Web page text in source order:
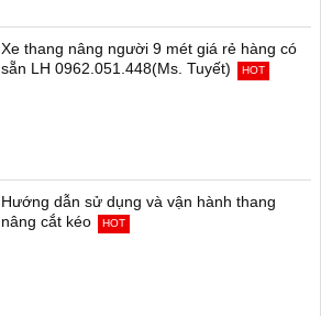
Xe thang nâng người 9 mét giá rẻ hàng có
sẵn LH 0962.051.448(Ms. Tuyết)
HOT
Hướng dẫn sử dụng và vận hành thang
nâng cắt kéo
HOT